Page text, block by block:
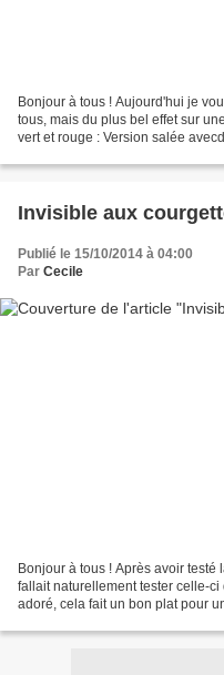
Bonjour à tous ! Aujourd'hui je
tous, mais du plus bel effet sur
vert et rouge : Version salée
Invisible aux
Publié le 15/10/2014 à 04:00
Par Cecile
Bonjour à tous ! Après avoir
fallait naturellement tester celle-
adoré, cela fait un bon plat pour